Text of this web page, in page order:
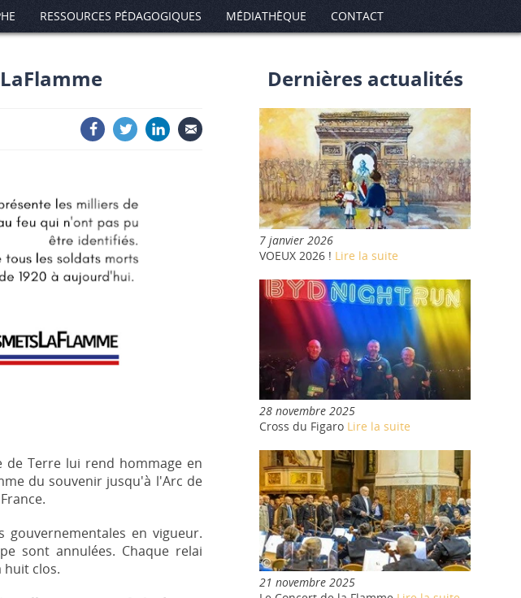
RESSOURCES PÉDAGOGIQUES MÉDIATHÈQUE CONTACT
de Terre lui rend hommage en
du souvenir jusqu'à l'Arc de
en vigueur.
sont annulées. Chaque relai
huit clos.
Dernières actualités
7 janvier 2026
VOEUX 2026 ! Lire la suite
28 novembre 2025
Cross du Figaro Lire la suite
21 novembre 2025